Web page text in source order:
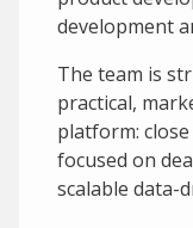
development
The team is
practical,
platform:
focused on
scalable data-